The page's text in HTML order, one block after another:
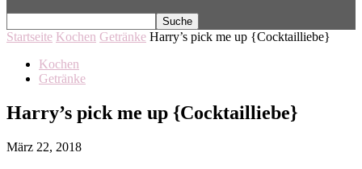
Startseite Kochen Getränke Harry’s pick me up {Cocktailliebe}
Kochen
Getränke
Harry’s pick me up {Cocktailliebe}
März 22, 2018